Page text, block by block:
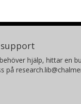
support
hjälp, hittar en
på